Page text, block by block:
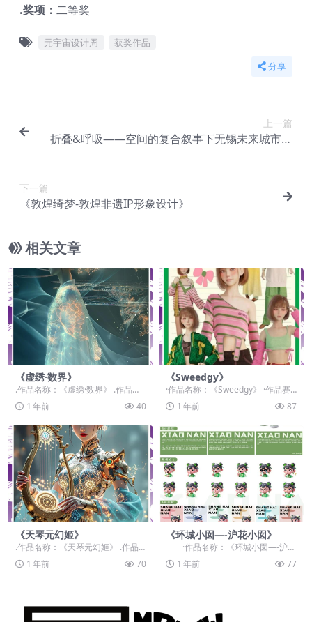
.奖项： 二等奖
元宇宙设计周 获奖作品
分享
上一篇
折叠&呼吸——空间的复合叙事下无锡未来城市的
下一篇
《敦煌绮梦-敦煌非遗IP形象设计》
相关文章
《虚绣·数界》
.作品名称：《虚绣·数界》 .作品赛
道：设计师组：命题赛道-”元宇宙
+非遗“ ....
1 年前 40
《Sweedgy》
·作品名称：《Sweedgy》 ·作品赛
道：学生组：自由主题赛道-”元宇宙
+“ ...1 年前 87
《天琴元幻姬》
.作品名称：《天琴元幻姬》 .作品
赛道：学生组：命题赛道-”元宇宙
+非遗“ .作...
1 年前 70
《环城小囡—-沪花小囡》
·作品名称：《环城小囡—-沪花
小囡》 ·作品赛道：学...
1 年前 77